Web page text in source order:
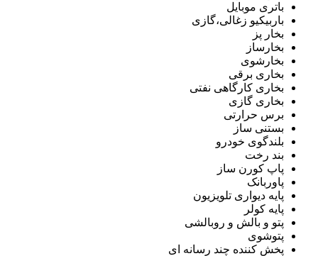
باتری موبایل
باربیکیو زغالی،گازی
بخار پز
بخارساز
بخارشوی
بخاری برقی
بخاری کارگاهی نفتی
بخاری گازی
برس حرارتی
بستنی ساز
بلندگوی خودرو
بند رخت
پاپ کورن ساز
پاوربانک
پایه دیواری تلویزیون
پایه کولر
پتو و بالش و روبالشی
پتوشوی
پخش کننده چند رسانه ای